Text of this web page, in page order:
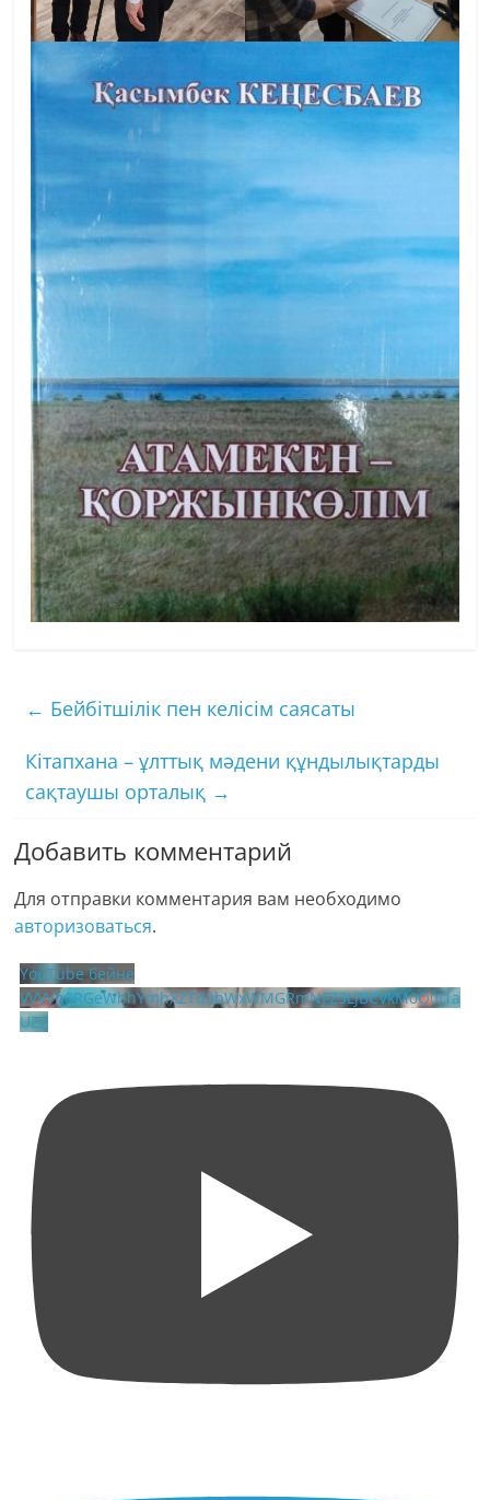
← Бейбітшілік пен келісім саясаты
Кітапхана – ұлттық мәдени құндылықтарды
сақтаушы орталық →
Добавить комментарий
Для отправки комментария вам необходимо
авторизоваться.
YouTube бейне
VVVVb0RGeWhhYmhXZTd3bWxWMGRmNFZ3LjBCVkM0Q0I1a
UZZ